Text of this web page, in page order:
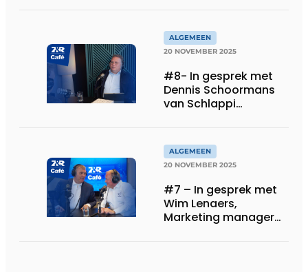
ALGEMEEN
20 NOVEMBER 2025
#8- In gesprek met
Dennis Schoormans
van Schlappi
ALGEMEEN
20 NOVEMBER 2025
#7 – In gesprek met
Wim Lenaers,
Marketing manager